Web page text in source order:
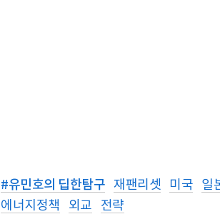
#유민호의 딥한탐구 재팬리셋 미국 일
에너지정책
외교 전략